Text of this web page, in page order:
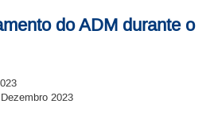
do ADM durante o
2023